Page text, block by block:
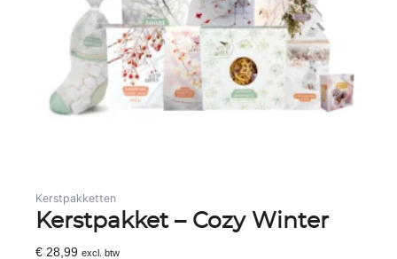
Kerstpakketten
Kerstpakket – Cozy Winter
€ 28,99 excl. btw